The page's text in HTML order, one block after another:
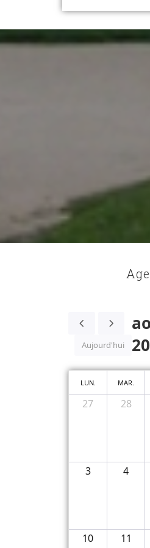
Aujourd'hui
LUN. MAR.
27 28
3 4
10 11